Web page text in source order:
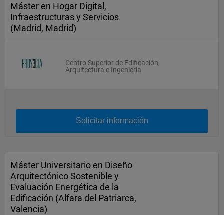
Máster en Hogar Digital,
Infraestructuras y Servicios
(Madrid, Madrid)
Centro Superior de Edificación,
Arquitectura e Ingenieria
Solicitar información
Máster Universitario en Diseño
Arquitectónico Sostenible y
Evaluación Energética de la
Edificación (Alfara del Patriarca,
Valencia)